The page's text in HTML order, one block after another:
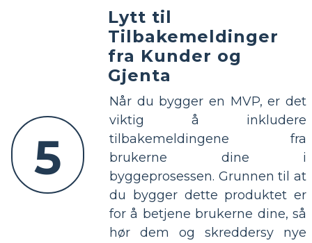
5
Lytt til
Tilbakemeldinger
fra Kunder og
Gjenta
Når du bygger en MVP, er det
viktig å inkludere
tilbakemeldingene fra
brukerne dine i
byggeprosessen. Grunnen til at
du bygger dette produktet er
for å betjene brukerne dine, så
hør dem og skreddersy nye